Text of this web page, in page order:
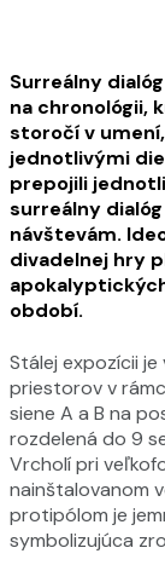
Surreálny
na chronológii,
storočí v
jednotlivými
prepojili
surreálny
návštevám.
divadelnej hry
období.
Stálej expozícii
priestorov v
siene A a B na
rozdelená do 9
Vrcholí pri
nainštalovanom
protipólom je
symbolizujúca